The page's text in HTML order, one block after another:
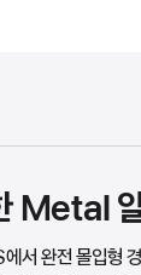
Metal
완전 몰입형 경